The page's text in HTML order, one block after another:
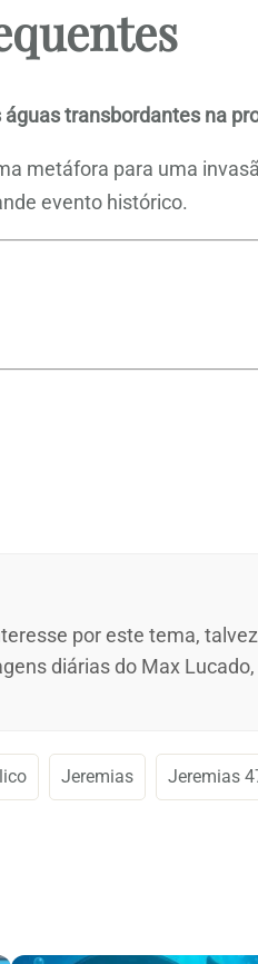
transbordantes na
metáfora para uma
evento histórico.
por este tema,
diárias do Max
Jeremias Jeremias